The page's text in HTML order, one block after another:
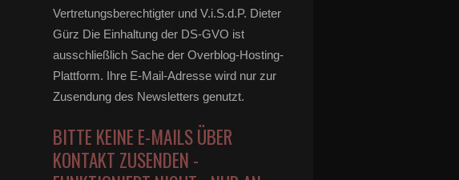
Vertretungsberechtigter und V.i.S.d.P. Dieter
Gürz Die Einhaltung der DS-GVO ist
ausschließlich Sache der Overblog-Hosting-
Plattform. Ihre E-Mail-Adresse wird nur zur
Zusendung des Newsletters genutzt.
BITTE KEINE E-MAILS ÜBER
KONTAKT ZUSENDEN -